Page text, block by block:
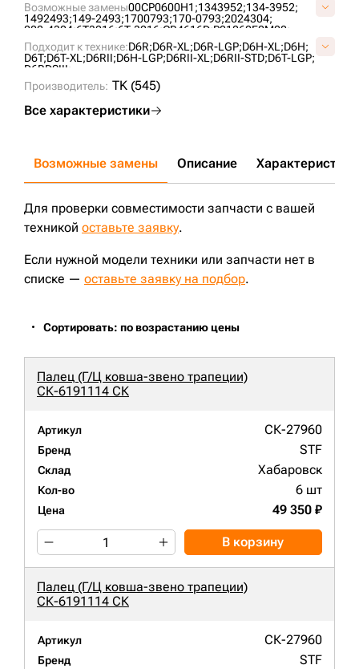
Возможные замены00CP0600H1;1343952;134-3952;
1492493;149-2493;1700793;170-0793;2024304;
202-4304;6T3216;6T-3216;CR4616D;P01060F0M00;
UX095C5F;
VCR4616V;VP0106F0;
Подходит к технике:D6R;D6R-XL;D6R-LGP;D6H-XL;D6H;
D6T;D6T-XL;D6RII;D6H-LGP;D6RII-XL;D6RII-STD;D6T-LGP;
D6RDSIII;
Производитель: TK (545)
Все характеристики
Возможные замены Описание Характеристики
Для проверки совместимости запчасти с вашей
техникой оставьте заявку.
Если нужной модели техники или запчасти нет в
списке — оставьте заявку на подбор.
Сортировать: по возрастанию цены
Палец (Г/Ц ковша-звено трапеции)
СК-6191114 СК
Артикул СК-27960
Бренд STF
Склад Хабаровск
Кол-во 6 шт
Цена 49 350 ₽
В корзину
Палец (Г/Ц ковша-звено трапеции)
СК-6191114 СК
Артикул СК-27960
Бренд STF